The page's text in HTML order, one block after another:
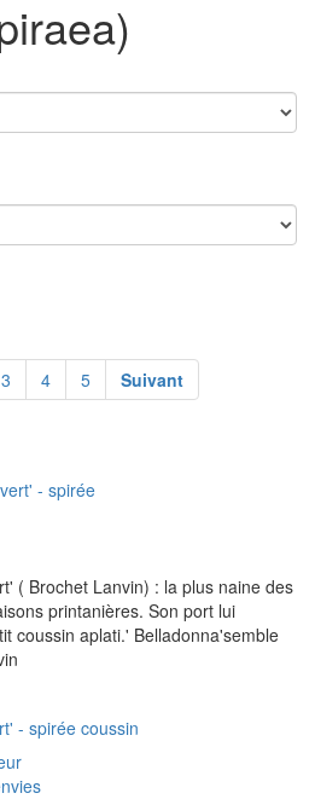
3 4 5 Suivant
( Brochet Lanvin) : la plus naine des
printanières. Son port lui
coussin aplati.' Belladonna'semble
- spirée coussin